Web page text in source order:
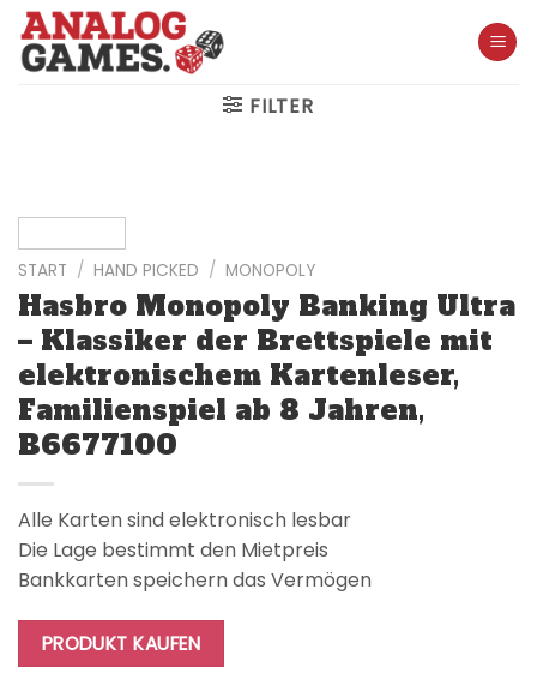
Skip
content
FILTER
START / HAND PICKED / MONOPOLY
Hasbro Monopoly Banking Ultra
– Klassiker der Brettspiele mit
elektronischem Kartenleser,
Familienspiel ab 8 Jahren,
B6677100
Alle Karten sind elektronisch lesbar
Die Lage bestimmt den Mietpreis
Bankkarten speichern das Vermögen
PRODUKT KAUFEN